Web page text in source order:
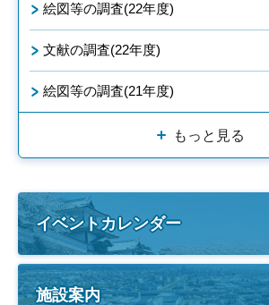
絵図等の調査(22年度)
文献の調査(22年度)
絵図等の調査(21年度)
もっと見る
イベントカレンダー
施設案内